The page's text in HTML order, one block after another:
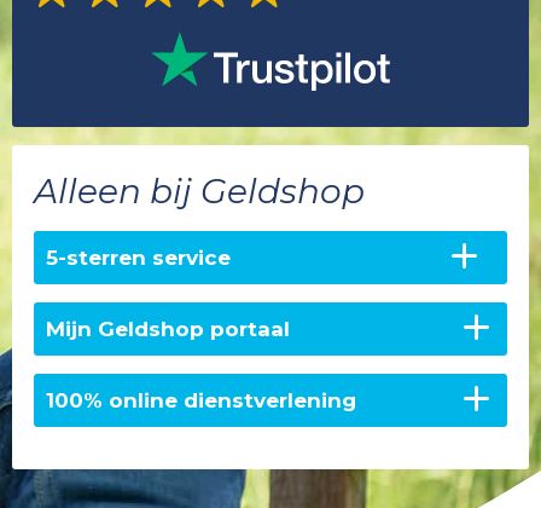
Alleen bij Geldshop
5-sterren service
Mijn Geldshop portaal
100% online dienstverlening